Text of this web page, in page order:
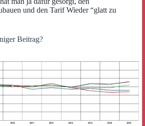
und den Tarif Wieder “glatt zu
Beitrag?